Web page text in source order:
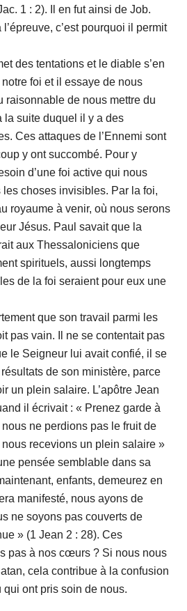
1 : 2). Il en fut ainsi de Job.
c’est pourquoi il permit
tentations et le diable s’en
foi et il essaye de nous
raisonnable de nous mettre du
la suite duquel il y a des
Ces attaques de l’Ennemi sont
y ont succombé. Pour y
d’une foi active qui nous
les choses invisibles. Par la foi,
royaume à venir, où nous serons
Jésus. Paul savait que la
aux Thessaloniciens que
spirituels, aussi longtemps
de la foi seraient pour eux une
que son travail parmi les
pas vain. Il ne se contentait pas
le Seigneur lui avait confié, il se
de son ministère, parce
un plein salaire. L’apôtre Jean
il écrivait : « Prenez garde à
ne perdions pas le fruit de
recevions un plein salaire »
pensée semblable dans sa
enfants, demeurez en
manifesté, nous ayons de
ne soyons pas couverts de
» (1 Jean 2 : 28). Ces
pas à nos cœurs ? Si nous nous
cela contribue à la confusion
ont pris soin de nous.